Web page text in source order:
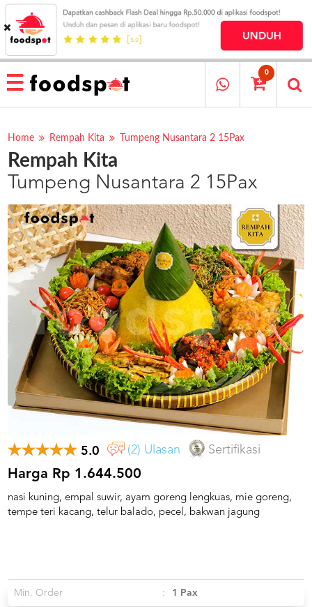
HOME
MENU
RESTAURANT
PESAN
OUR
COMPANY
KATA
KATALOG
LOYALTY
PROGRAM
FAQ
ABOUT
CATERERS
BLOG
TERMS
CONDITIONS
CENTER
021
3494
LOGIN
DAFTAR
0
Home Rempah Kita Tumpeng Nusantara 2 15Pax
Rempah Kita
Tumpeng Nusantara 2 15Pax
5.0 (2) Ulasan Sertifikasi
Harga Rp 1.644.500
nasi kuning, empal suwir, ayam goreng lengkuas, mie goreng,
tempe teri kacang, telur balado, pecel, bakwan jagung
Min. Order : 1 Pax